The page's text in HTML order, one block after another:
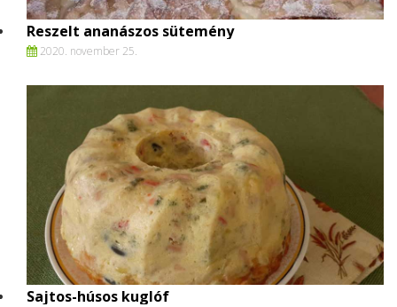
Reszelt ananászos sütemény
2020. november 25.
Sajtos-húsos kuglóf